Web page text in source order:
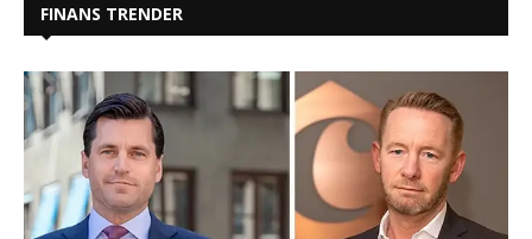
FINANS TRENDER